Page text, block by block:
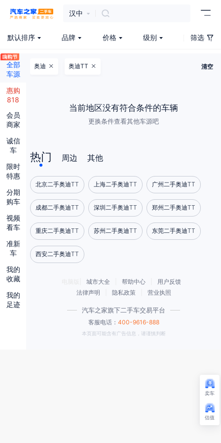
汉中
默认排序 品牌 价格 级别 筛选
全部
车源
惠购
818
会员
商家
诚信
车
限时
特惠
分期
购车
视频
看车
准新
车
我的
收藏
我的
足迹
奥迪 奥迪TT 清空
当前地区没有符合条件的车辆
更换条件查看其他车源吧
卖车
估值
热门 周边 其他
北京二手奥迪TT 上海二手奥迪TT 广州二手奥迪TT
成都二手奥迪TT 深圳二手奥迪TT 郑州二手奥迪TT
重庆二手奥迪TT 苏州二手奥迪TT 东莞二手奥迪TT
西安二手奥迪TT
城市大全 帮助中心
用户反馈
法律声明
隐私政策 营业执照
汽车之家旗下二手车交易平台
客服电话： 400-9616-888
本页面可能含有广告信息，请谨慎判断